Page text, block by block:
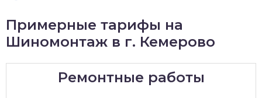
Примерные тарифы на
Шиномонтаж в г. Кемерово
Ремонтные работы